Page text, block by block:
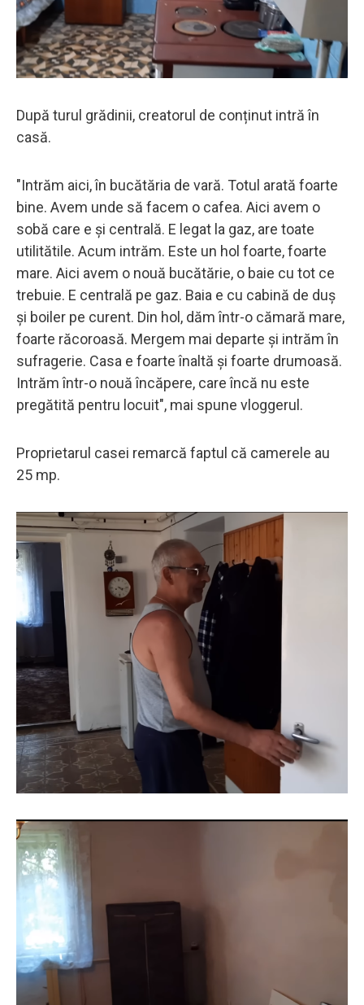
După turul grădinii, creatorul de conținut intră în
casă.
"Intrăm aici, în bucătăria de vară. Totul arată foarte
bine. Avem unde să facem o cafea. Aici avem o
sobă care e și centrală. E legat la gaz, are toate
utilitătile. Acum intrăm. Este un hol foarte, foarte
mare. Aici avem o nouă bucătărie, o baie cu tot ce
trebuie. E centrală pe gaz. Baia e cu cabină de duș
și boiler pe curent. Din hol, dăm într-o cămară mare,
foarte răcoroasă. Mergem mai departe și intrăm în
sufragerie. Casa e foarte înaltă și foarte drumoasă.
Intrăm într-o nouă încăpere, care încă nu este
pregătită pentru locuit", mai spune vloggerul.
Proprietarul casei remarcă faptul că camerele au
25 mp.